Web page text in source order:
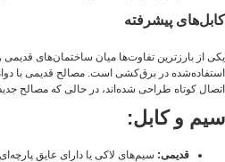
کابل‌های پیشرفته
یکی از بارزترین تفاوت‌ها میان ساختمان‌های قدیمی
استفاده‌شده در برق‌کشی است. مصالح قدیمی با دوام
اتصال کوتاه طراحی شده‌اند، در حالی که مصالح
سیم و کابل:
قدیمی: سیم‌های لاکی یا دارای عایق